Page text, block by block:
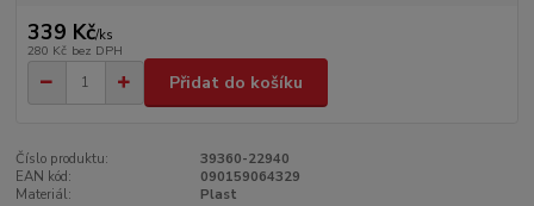
339 Kč/ks
280 Kč bez DPH
Přidat do košíku
Číslo produktu:
39360-22940
EAN kód:
090159064329
Materiál:
Plast